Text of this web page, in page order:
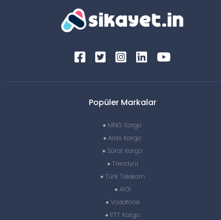
Popüler Markalar
MNG Kargo
Aras Kargo
Sürat Kargo
Trendyol
Türk Telekom
A101
Vodafone
PTT Kargo